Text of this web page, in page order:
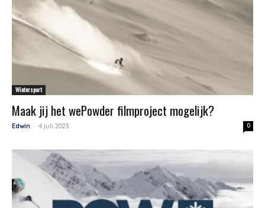
Wintersport
Maak jij het wePowder filmproject mogelijk?
Edwin - 4 juli 2023 0